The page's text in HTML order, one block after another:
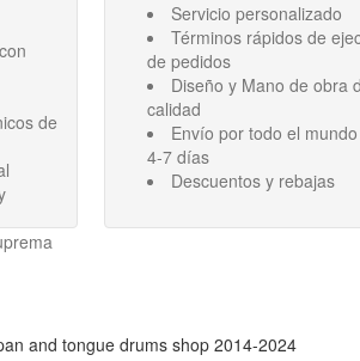
de
Servicio personalizado
Términos rápidos de
de pedidos
Diseño y Mano de obra
calidad
Envío por todo el
4-7 días
Descuentos y rebajas
and tongue drums shop2014-2024